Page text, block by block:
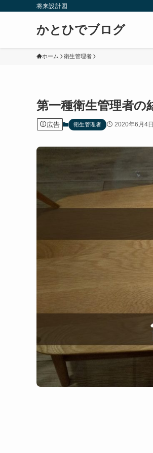
将来設計図
かとひでブログ
ホーム 衛生管理者
第一種衛生管理者の
広告 衛生管理者 2020年6月4日